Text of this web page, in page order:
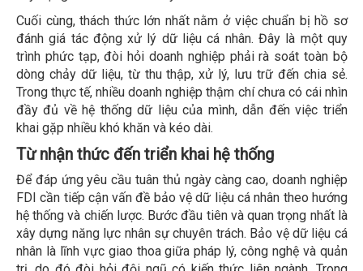
Cuối cùng, thách thức lớn nhất nằm ở việc chuẩn bị hồ sơ
đánh giá tác động xử lý dữ liệu cá nhân. Đây là một quy
trình phức tạp, đòi hỏi doanh nghiệp phải rà soát toàn bộ
dòng chảy dữ liệu, từ thu thập, xử lý, lưu trữ đến chia sẻ.
Trong thực tế, nhiều doanh nghiệp thậm chí chưa có cái nhìn
đầy đủ về hệ thống dữ liệu của mình, dẫn đến việc triển
khai gặp nhiều khó khăn và kéo dài.
Từ nhận thức đến triển khai hệ thống
Để đáp ứng yêu cầu tuân thủ ngày càng cao, doanh nghiệp
FDI cần tiếp cận vấn đề bảo vệ dữ liệu cá nhân theo hướng
hệ thống và chiến lược. Bước đầu tiên và quan trọng nhất là
xây dựng năng lực nhân sự chuyên trách. Bảo vệ dữ liệu cá
nhân là lĩnh vực giao thoa giữa pháp lý, công nghệ và quản